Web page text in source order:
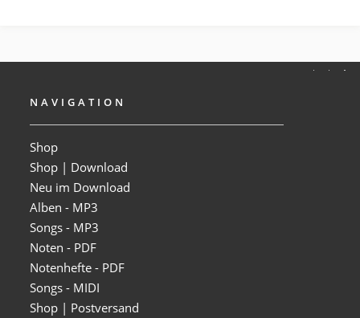
NAVIGATION
Shop
Shop | Download
Neu im Download
Alben - MP3
Songs - MP3
Noten - PDF
Notenhefte - PDF
Songs - MIDI
Shop | Postversand